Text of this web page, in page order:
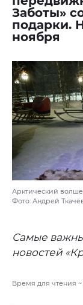
Заботы»
подарки.
ноября
Арктический
Фото: Андрей
Самые
новостей
Время для чтения ~